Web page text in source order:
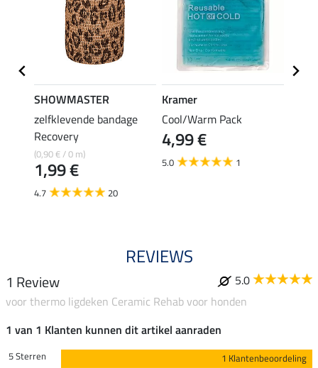
SHOWMASTER
zelfklevende bandage
Recovery
(0,90 € / 0 m)
1,99 €
4.7 20
Kramer
Cool/Warm Pack
4,99 €
5.0 1
REVIEWS
1 Review
5.0
voor thermo ligdeken Ceramic Rehab voor honden
1 van 1 Klanten kunnen dit artikel aanraden
5 Sterren
1 Klantenbeoordeling